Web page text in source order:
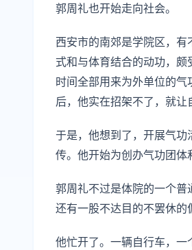
郭周礼也开始走向社会。
西安市的南郊是学院区，
式和与体育结合的动功，
时间全部用来为外单位的
后，他实在招架不了，就让
于是，他想到了，开展气
传。他开始为创办气功团体
郭周礼不过是体院的一个普
还有一股不达目的不罢休的
他忙开了。一辆自行车，一